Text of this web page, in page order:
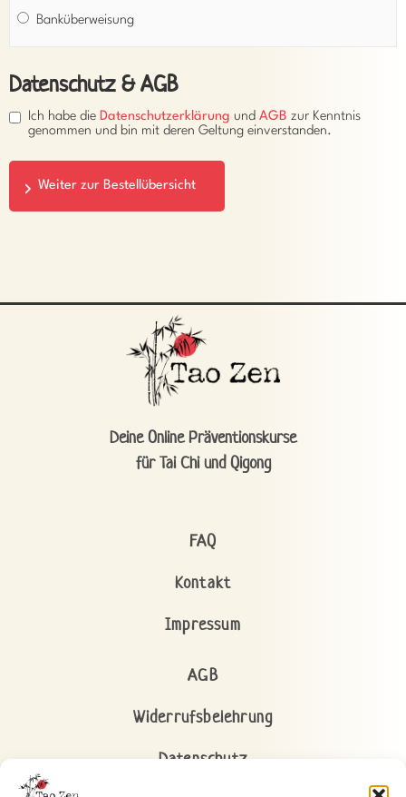
Banküberweisung
Datenschutz & AGB
Ich habe die Datenschutzerklärung und AGB zur Kenntnis
genommen und bin mit deren Geltung einverstanden.
Weiter zur Bestellübersicht
Deine Online Präventionskurse
für Tai Chi und Qigong
FAQ
Kontakt
Impressum
AGB
Widerrufsbelehrung
Datenschutz